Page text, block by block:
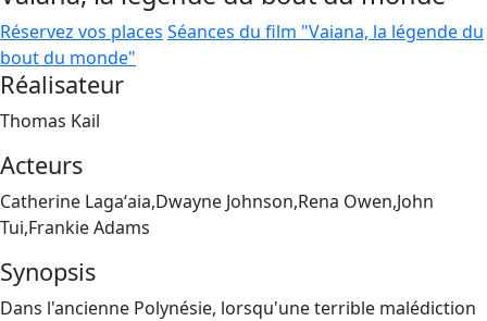
Réservez vos places Séances du film "Vaiana, la légende du
bout du monde"
Réalisateur
Thomas Kail
Acteurs
Catherine Lagaʻaia,Dwayne Johnson,Rena Owen,John
Tui,Frankie Adams
Synopsis
Dans l'ancienne Polynésie, lorsqu'une terrible malédiction